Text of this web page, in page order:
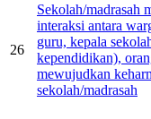
26
Sekolah/madrasah
interaksi antara
guru, kepala
kependidikan),
mewujudkan
sekolah/madrasah